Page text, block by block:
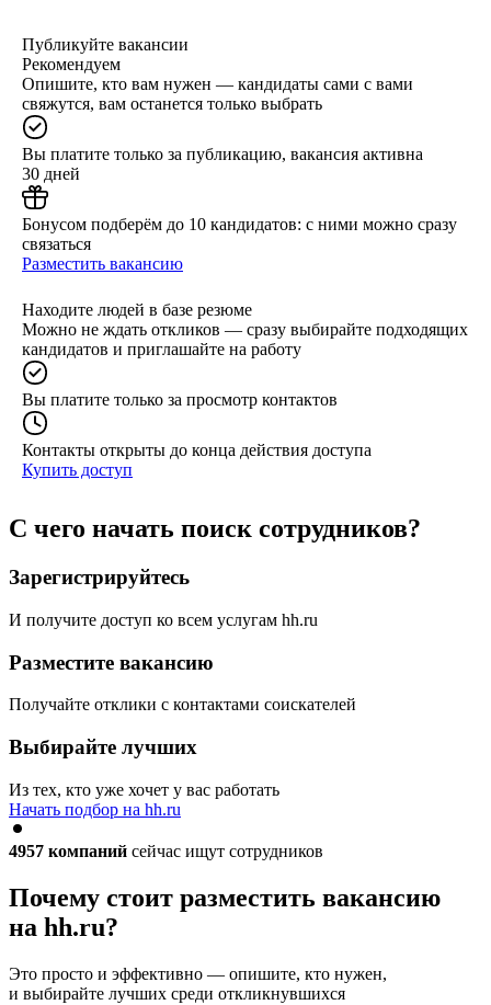
Публикуйте вакансии
Рекомендуем
Опишите, кто вам нужен — кандидаты сами с вами
свяжутся, вам останется только выбрать
Вы платите только за публикацию, вакансия активна
30 дней
Бонусом подберём до 10 кандидатов: с ними можно сразу
связаться
Разместить вакансию
Находите людей в базе резюме
Можно не ждать откликов — сразу выбирайте подходящих
кандидатов и приглашайте на работу
Вы платите только за просмотр контактов
Контакты открыты до конца действия доступа
Купить доступ
С чего начать поиск сотрудников?
Зарегистрируйтесь
И получите доступ ко всем услугам hh.ru
Разместите вакансию
Получайте отклики с контактами соискателей
Выбирайте лучших
Из тех, кто уже хочет у вас работать
Начать подбор на hh.ru
4957 компаний сейчас ищут сотрудников
Почему стоит разместить вакансию
на hh.ru?
Это просто и эффективно — опишите, кто нужен,
и выбирайте лучших среди откликнувшихся